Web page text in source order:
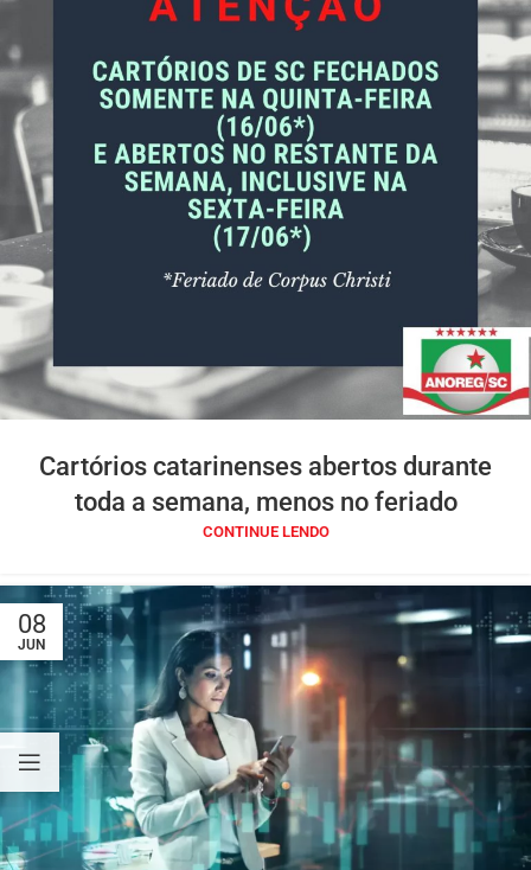
Cartórios catarinenses abertos durante
toda a semana, menos no feriado
CONTINUE LENDO
08
JUN